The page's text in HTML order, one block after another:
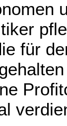
für